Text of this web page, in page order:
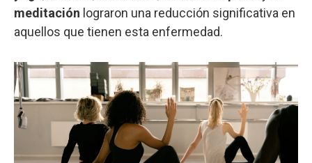
meditación lograron una reducción significativa en
aquellos que tienen esta enfermedad.